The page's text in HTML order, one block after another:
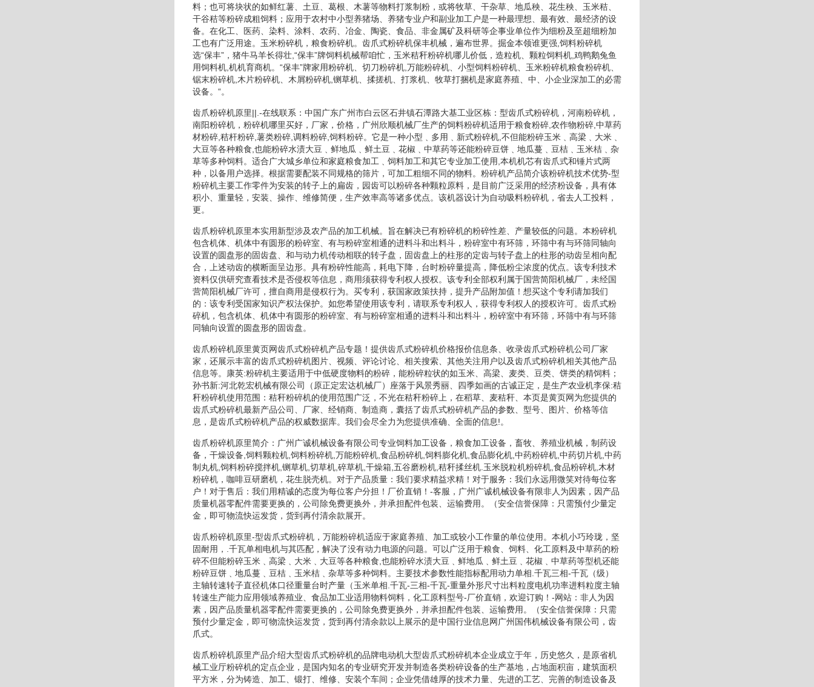
料；也可将块状的如鲜红薯、土豆、葛根、木薯等物料打浆制粉，或将牧草、干杂草、地瓜秧、花生秧、玉米秸、
干谷秸等粉碎成粗饲料；应用于农村中小型养猪场、养猪专业户和副业加工户是一种最理想、最有效、最经济的设
备。在化工、医药、染料、涂料、农药、冶金、陶瓷、食品、非金属矿及科研等企事业单位作为细粉及至超细粉加
工也有广泛用途。玉米粉碎机，粮食粉碎机。齿爪式粉碎机保丰机械，遍布世界。掘金本领谁更强,饲料粉碎机
选“保丰”，猪牛马羊长得壮,“保丰”牌饲料机械帮咱忙，玉米秸秆粉碎机哪儿价低，造粒机、颗粒饲料机,鸡鸭鹅兔鱼
用饲料机,机机育商机。“保丰”牌家用粉碎机、切刀粉碎机,万能粉碎机、小型饲料粉碎机、玉米粉碎机粮食粉碎机、
锯末粉碎机,木片粉碎机、木屑粉碎机,铡草机、揉搓机、打浆机、牧草打捆机是家庭养殖、中、小企业深加工的必需
设备。“。
齿爪粉碎机原里||.-在线联系：中国广东广州市白云区石井镇石潭路大基工业区栋：型齿爪式粉碎机，河南粉碎机，
南阳粉碎机，粉碎机哪里买好，厂家，价格，广州欣顺机械厂生产的饲料粉碎机适用于粮食粉碎,农作物粉碎,中草药
材粉碎,秸杆粉碎,薯类粉碎,调料粉碎,饲料粉碎。它是一种小型﹑多用﹑新式粉碎机,不但能粉碎玉米﹑高梁﹑大米﹑
大豆等各种粮食,也能粉碎水渍大豆﹑鲜地瓜﹑鲜土豆﹑花椒﹑中草药等还能粉碎豆饼﹑地瓜蔓﹑豆桔﹑玉米桔﹑杂
草等多种饲料。适合广大城乡单位和家庭粮食加工﹑饲料加工和其它专业加工使用,本机机芯有齿爪式和锤片式两
种，以备用户选择。根据需要配装不同规格的筛片，可加工粗细不同的物料。粉碎机产品简介该粉碎机技术优势-型
粉碎机主要工作零件为安装的转子上的扁齿，园齿可以粉碎各种颗粒原料，是目前广泛采用的经济粉设备，具有体
积小、重量轻，安装、操作、维修简便，生产效率高等诸多优点。该机器设计为自动吸料粉碎机，省去人工投料，
更。
齿爪粉碎机原里本实用新型涉及农产品的加工机械。旨在解决已有粉碎机的粉碎性差、产量较低的问题。本粉碎机
包含机体、机体中有圆形的粉碎室、有与粉碎室相通的进料斗和出料斗，粉碎室中有环筛，环筛中有与环筛同轴向
设置的圆盘形的固齿盘、和与动力机传动相联的转子盘，固齿盘上的柱形的定齿与转子盘上的柱形的动齿呈相向配
合，上述动齿的横断面呈边形。具有粉碎性能高，耗电下降，台时粉碎量提高，降低粉尘浓度的优点。该专利技术
资料仅供研究查看技术是否侵权等信息，商用须获得专利权人授权。该专利全部权利属于国营简阳机械厂，未经国
营简阳机械厂许可，擅自商用是侵权行为。买专利，获国家政策扶持，提升产品附加值！想买这个专利请加我们
的：该专利受国家知识产权法保护。如您希望使用该专利，请联系专利权人，获得专利权人的授权许可。齿爪式粉
碎机，包含机体、机体中有圆形的粉碎室、有与粉碎室相通的进料斗和出料斗，粉碎室中有环筛，环筛中有与环筛
同轴向设置的圆盘形的固齿盘。
齿爪粉碎机原里黄页网齿爪式粉碎机产品专题！提供齿爪式粉碎机价格报价信息条、收录齿爪式粉碎机公司厂家
家，还展示丰富的齿爪式粉碎机图片、视频、评论讨论、相关搜索、其他关注用户以及齿爪式粉碎机相关其他产品
信息等。康英:粉碎机主要适用于中低硬度物料的粉碎，能粉碎粒状的如玉米、高梁、麦类、豆类、饼类的精饲料；
孙书新:河北乾宏机械有限公司（原正定宏达机械厂）座落于风景秀丽、四季如画的古诚正定，是生产农业机李保:秸
秆粉碎机使用范围：秸秆粉碎机的使用范围广泛，不光在秸秆粉碎上，在稻草、麦秸秆、本页是黄页网为您提供的
齿爪式粉碎机最新产品公司、厂家、经销商、制造商，囊括了齿爪式粉碎机产品的参数、型号、图片、价格等信
息，是齿爪式粉碎机产品的权威数据库。我们会尽全力为您提供准确、全面的信息!。
齿爪粉碎机原里简介：广州广诚机械设备有限公司专业饲料加工设备，粮食加工设备，畜牧、养殖业机械，制药设
备，干燥设备,饲料颗粒机,饲料粉碎机,万能粉碎机,食品粉碎机,饲料膨化机,食品膨化机,中药粉碎机,中药切片机,中药
制丸机,饲料粉碎搅拌机,铡草机,切草机,碎草机,干燥箱,五谷磨粉机,秸秆揉丝机.玉米脱粒机粉碎机,食品粉碎机,木材
粉碎机，咖啡豆研磨机，花生脱壳机。对于产品质量：我们要求精益求精！对于服务：我们永远用微笑对待每位客
户！对于售后：我们用精诚的态度为每位客户分担！厂价直销！-客服，广州广诚机械设备有限非人为因素，因产品
质量机器零配件需要更换的，公司除免费更换外，并承担配件包装、运输费用。（安全信誉保障：只需预付少量定
金，即可物流快运发货，货到再付清余款展开。
齿爪粉碎机原里-型齿爪式粉碎机，万能粉碎机适应于家庭养殖、加工或较小工作量的单位使用。本机小巧玲珑，坚
固耐用，.千瓦单相电机与其匹配，解决了没有动力电源的问题。可以广泛用于粮食、饲料、化工原料及中草药的粉
碎不但能粉碎玉米﹑高梁﹑大米﹑大豆等各种粮食,也能粉碎水渍大豆﹑鲜地瓜﹑鲜土豆﹑花椒﹑中草药等型机还能
粉碎豆饼﹑地瓜蔓﹑豆桔﹑玉米桔﹑杂草等多种饲料。主要技术参数性能指标配用动力单相.千瓦三相-千瓦（级）
主轴转速转子直径机体口径重量台时产量（玉米单相.千瓦-三相-千瓦-重量外形尺寸出料粒度电机功率进料粒度主轴
转速生产能力应用领域养殖业、食品加工业适用物料饲料，化工原料型号-厂价直销，欢迎订购！-网站：非人为因
素，因产品质量机器零配件需要更换的，公司除免费更换外，并承担配件包装、运输费用。（安全信誉保障：只需
预付少量定金，即可物流快运发货，货到再付清余款以上展示的是中国行业信息网广州国伟机械设备有限公司，齿
爪式。
齿爪粉碎机原里产品介绍大型齿爪式粉碎机的品牌电动机大型齿爪式粉碎机本企业成立于年，历史悠久，是原省机
械工业厅粉碎机的定点企业，是国内知名的专业研究开发并制造各类粉碎设备的生产基地，占地面积亩，建筑面积
平方米，分为铸造、加工、锻打、维修、安装个车间；企业凭借雄厚的技术力量、先进的工艺、完善的制造设备及